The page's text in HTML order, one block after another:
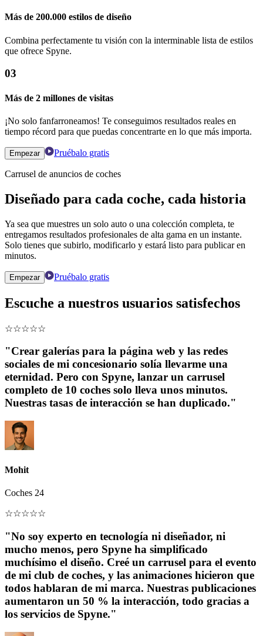
Más de 200.000 estilos de diseño
Combina perfectamente tu visión con la interminable lista de estilos
que ofrece Spyne.
03
Más de 2 millones de visitas
¡No solo fanfarroneamos! Te conseguimos resultados reales en
tiempo récord para que puedas concentrarte en lo que más importa.
Empezar Pruébalo gratis
Carrusel de anuncios de coches
Diseñado para cada coche, cada historia
Ya sea que muestres un solo auto o una colección completa, te
entregamos resultados profesionales de alta gama en un instante.
Solo tienes que subirlo, modificarlo y estará listo para publicar en
minutos.
Empezar Pruébalo gratis
Escuche a nuestros usuarios satisfechos
☆☆☆☆☆
"Crear galerías para la página web y las redes
sociales de mi concesionario solía llevarme una
eternidad. Pero con Spyne, lanzar un carrusel
completo de 10 coches solo lleva unos minutos.
Nuestras tasas de interacción se han duplicado."
Mohit
Coches 24
☆☆☆☆☆
"No soy experto en tecnología ni diseñador, ni
mucho menos, pero Spyne ha simplificado
muchísimo el diseño. Creé un carrusel para el evento
de mi club de coches, y las animaciones hicieron que
todos hablaran de mi marca. Nuestras publicaciones
aumentaron un 50 % la interacción, todo gracias a
los servicios de Spyne."